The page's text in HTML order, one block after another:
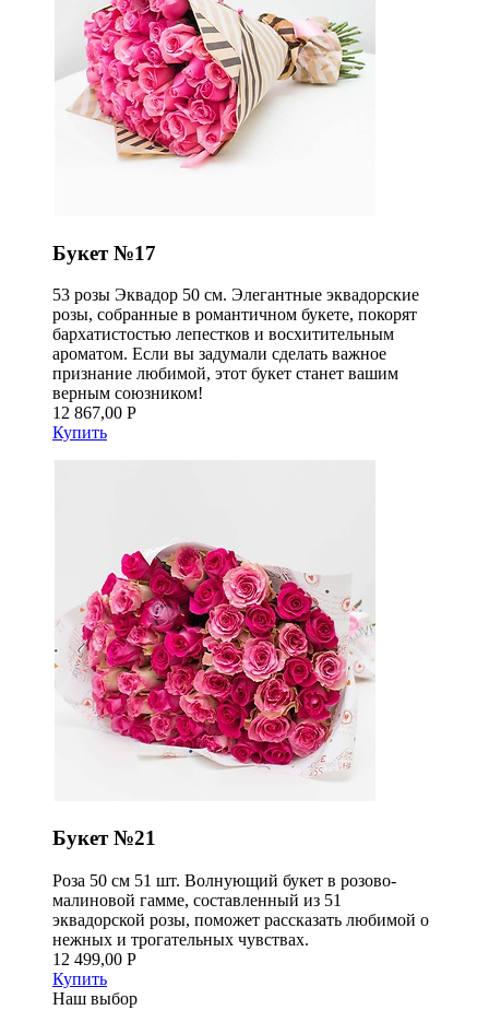
Букет №17
53 розы Эквадор 50 см. Элегантные эквадорские
розы, собранные в романтичном букете, покорят
бархатистостью лепестков и восхитительным
ароматом. Если вы задумали сделать важное
признание любимой, этот букет станет вашим
верным союзником!
12 867,00 Р
Купить
Букет №21
Роза 50 см 51 шт. Волнующий букет в розово-
малиновой гамме, составленный из 51
эквадорской розы, поможет рассказать любимой о
нежных и трогательных чувствах.
12 499,00 Р
Купить
Наш выбор